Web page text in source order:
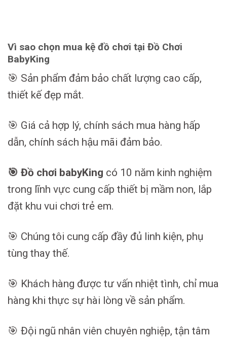
Vì sao chọn mua kệ đồ chơi tại Đồ Chơi
BabyKing
🎯 Sản phẩm đảm bảo chất lượng cao cấp,
thiết kế đẹp mắt.
🎯 Giá cả hợp lý, chính sách mua hàng hấp
dẫn, chính sách hậu mãi đảm bảo.
🎯 Đồ chơi babyKing có 10 năm kinh nghiệm
trong lĩnh vực cung cấp thiết bị mầm non, lắp
đặt khu vui chơi trẻ em.
🎯 Chúng tôi cung cấp đầy đủ linh kiện, phụ
tùng thay thế.
🎯 Khách hàng được tư vấn nhiệt tình, chỉ mua
hàng khi thực sự hài lòng về sản phẩm.
🎯 Đội ngũ nhân viên chuyên nghiệp, tận tâm